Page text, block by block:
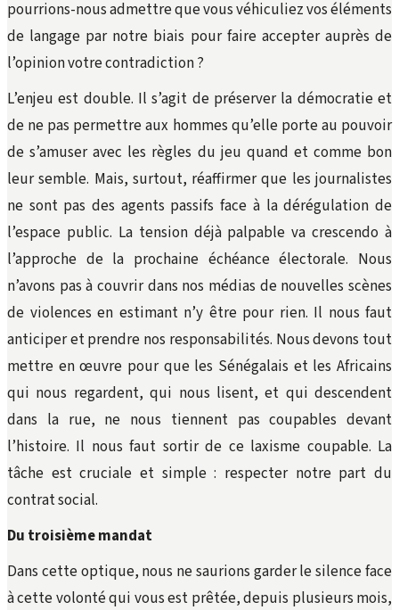
pourrions-nous admettre que vous véhiculiez vos éléments
de langage par notre biais pour faire accepter auprès de
l’opinion votre contradiction ?
L’enjeu est double. Il s’agit de préserver la démocratie et
de ne pas permettre aux hommes qu’elle porte au pouvoir
de s’amuser avec les règles du jeu quand et comme bon
leur semble. Mais, surtout, réaffirmer que les journalistes
ne sont pas des agents passifs face à la dérégulation de
l’espace public. La tension déjà palpable va crescendo à
l’approche de la prochaine échéance électorale. Nous
n’avons pas à couvrir dans nos médias de nouvelles scènes
de violences en estimant n’y être pour rien. Il nous faut
anticiper et prendre nos responsabilités. Nous devons tout
mettre en œuvre pour que les Sénégalais et les Africains
qui nous regardent, qui nous lisent, et qui descendent
dans la rue, ne nous tiennent pas coupables devant
l’histoire. Il nous faut sortir de ce laxisme coupable. La
tâche est cruciale et simple : respecter notre part du
contrat social.
Du troisième mandat
Dans cette optique, nous ne saurions garder le silence face
à cette volonté qui vous est prêtée, depuis plusieurs mois,